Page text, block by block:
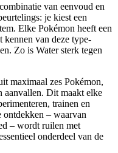
van eenvoud en
je kiest een
Elke Pokémon heeft een
kennen van deze type-
Zo is Water sterk tegen
maximaal zes Pokémon,
aanvallen. Dit maakt elke
trainen en
– waarvan
– wordt ruilen met
onderdeel van de